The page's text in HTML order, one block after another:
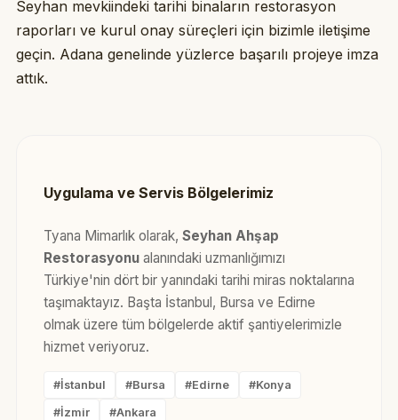
Seyhan mevkiindeki tarihi binaların restorasyon
raporları ve kurul onay süreçleri için bizimle iletişime
geçin. Adana genelinde yüzlerce başarılı projeye imza
attık.
Uygulama ve Servis Bölgelerimiz
Tyana Mimarlık olarak, Seyhan Ahşap
Restorasyonualanındaki uzmanlığımızı
Türkiye'nin dört bir yanındaki tarihi miras noktalarına
taşımaktayız. Başta İstanbul, Bursa ve Edirne
olmak üzere tüm bölgelerde aktif şantiyelerimizle
hizmet veriyoruz.
#İstanbul #Bursa #Edirne #Konya
#İzmir #Ankara